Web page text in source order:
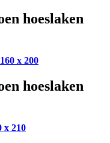
hoeslaken
x 200
hoeslaken
x 210